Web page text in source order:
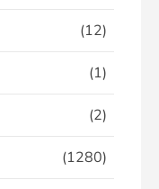
(12)
(1)
(2)
(1280)